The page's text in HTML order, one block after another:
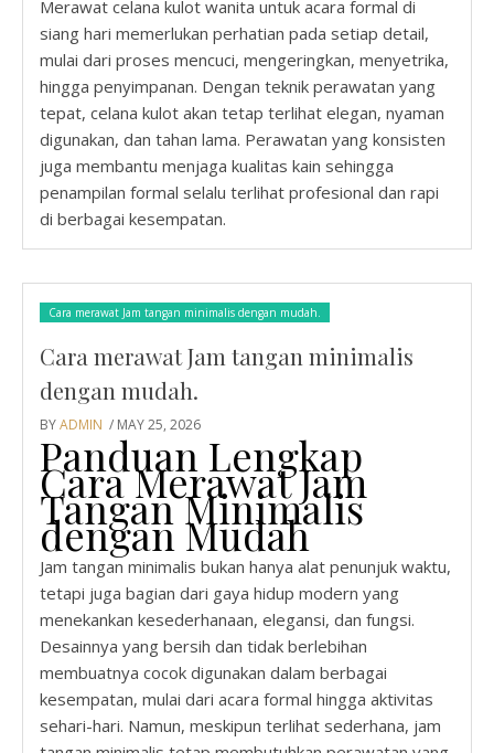
Merawat celana kulot wanita untuk acara formal di
siang hari memerlukan perhatian pada setiap detail,
mulai dari proses mencuci, mengeringkan, menyetrika,
hingga penyimpanan. Dengan teknik perawatan yang
tepat, celana kulot akan tetap terlihat elegan, nyaman
digunakan, dan tahan lama. Perawatan yang konsisten
juga membantu menjaga kualitas kain sehingga
penampilan formal selalu terlihat profesional dan rapi
di berbagai kesempatan.
Cara merawat Jam tangan minimalis dengan mudah.
Cara merawat Jam tangan minimalis
dengan mudah.
BYADMIN / MAY 25, 2026
Panduan Lengkap
Cara Merawat Jam
Tangan Minimalis
dengan Mudah
Jam tangan minimalis bukan hanya alat penunjuk waktu,
tetapi juga bagian dari gaya hidup modern yang
menekankan kesederhanaan, elegansi, dan fungsi.
Desainnya yang bersih dan tidak berlebihan
membuatnya cocok digunakan dalam berbagai
kesempatan, mulai dari acara formal hingga aktivitas
sehari-hari. Namun, meskipun terlihat sederhana, jam